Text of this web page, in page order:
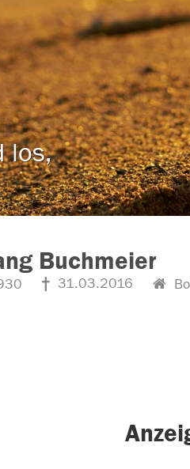
los,
Buchmeier
31.03.2016